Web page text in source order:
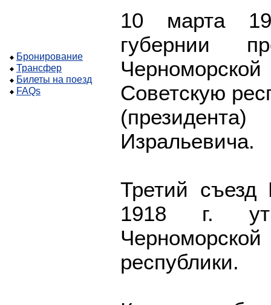
Бронирование
Трансфер
Билеты на поезд
FAQs
10 марта
губернии
Советскую
Изральевича.
Третий
1918 г.
республики.